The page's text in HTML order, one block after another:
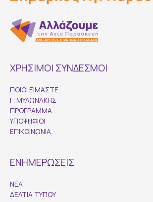
ΧΡΗΣΙΜΟΙ ΣΥΝΔΕΣΜΟΙ
ΠΟΙΟΙ ΕΙΜΑΣΤΕ
Γ. ΜΥΛΩΝΑΚΗΣ
ΠΡΟΓΡΑΜΜΑ
ΥΠΟΨΗΦΙΟΙ
ΕΠΙΚΟΙΝΩΝΙΑ
ΕΝΗΜΕΡΩΣΕΙΣ
ΝΕΑ
ΔΕΛΤΙΑ ΤΥΠΟΥ